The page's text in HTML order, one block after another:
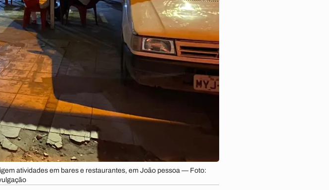
atividades em bares e restaurantes, em João pessoa — Foto: